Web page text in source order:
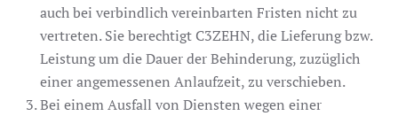
auch bei verbindlich vereinbarten Fristen nicht zu
vertreten. Sie berechtigt C3ZEHN, die Lieferung bzw.
Leistung um die Dauer der Behinderung, zuzüglich
einer angemessenen Anlaufzeit, zu verschieben.
Bei einem Ausfall von Diensten wegen einer